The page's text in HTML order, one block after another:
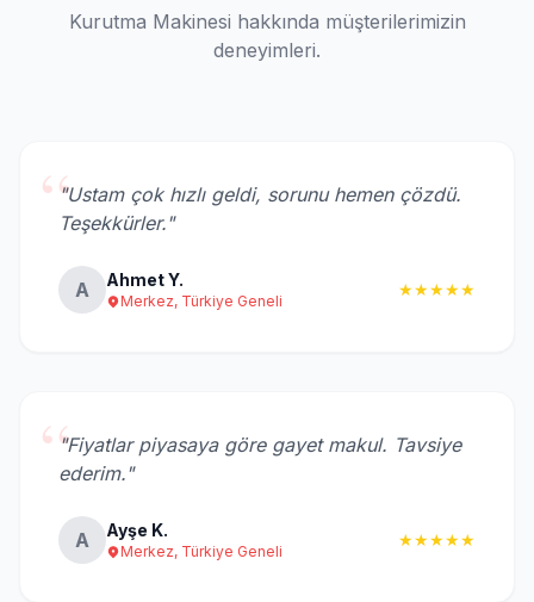
Kurutma Makinesi hakkında müşterilerimizin
deneyimleri.
“"Ustam çok hızlı geldi, sorunu hemen çözdü.
Teşekkürler."
A Ahmet Y.
Merkez, Türkiye Geneli
★★★★★
“"Fiyatlar piyasaya göre gayet makul. Tavsiye
ederim."
A Ayşe K.
Merkez, Türkiye Geneli
★★★★★